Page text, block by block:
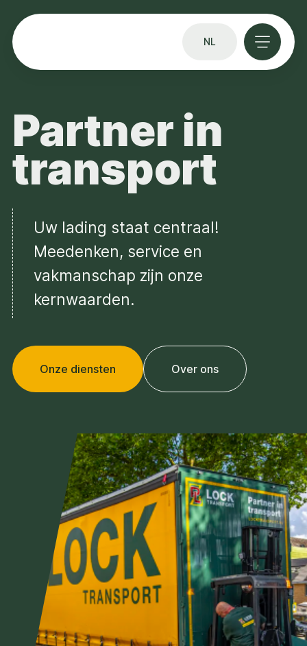
NL
Partner in
transport
Uw lading staat centraal!
Meedenken, service en
vakmanschap zijn onze
kernwaarden.
Onze diensten Over ons